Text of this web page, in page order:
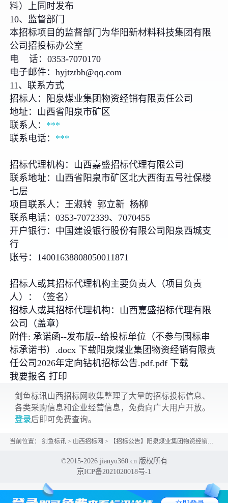
料）上同时发布
10、监督部门
本招标项目的监督部门为华阳新材料科技集团有限
公司招投标办公室
电 话：0353-7070170
电子邮件：hyjtztbb@qq.com
11、联系方式
招标人：阳泉煤业集团物资经销有限责任公司
地址：山西省阳泉市矿区
联系人： ***
联系电话： ***
招标代理机构：山西嘉盛招标代理有限公司
联系地址：山西省阳泉市矿区北大西街五号社保楼
七层
项目联系人：王淑转 郭立新 杨柳
联系电话：0353-7072339、7070455
开户银行：中国建设银行股份有限公司阳泉西城支
行
账号：14001638808050011871
招标人或其招标代理机构主要负责人（项目负责
人）：（签名）
招标人或其招标代理机构：山西嘉盛招标代理有限
公司（盖章）
附件: 承诺函--发布版--给投标单位（不参与围标串
标承诺书）.docx 下载阳泉煤业集团物资经销有限责
任公司2026年定向钻机招标公告.pdf.pdf 下载
我要报名 打印
剑鱼标讯山西招标网收集整理了大量的招标投标信息、
各类采购信息和企业经营信息，免费向广大用户开放。
登录后即可免费查询。
当前位置： 剑鱼标讯 > 山西招标网 > 【招标公告】阳泉煤业集团物资经销有限责任公司2026年定向钻机招标公告
©2015-2026 jianyu360.cn 版权所有
京ICP备2021020018号-1